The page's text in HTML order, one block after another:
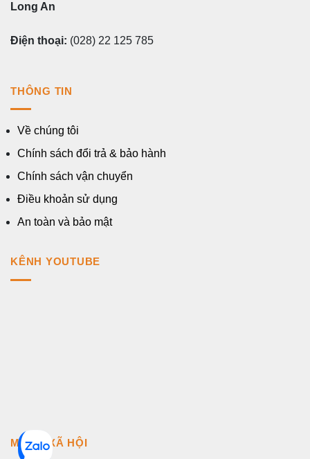
Long An
Điện thoại: (028) 22 125 785
THÔNG TIN
Về chúng tôi
Chính sách đổi trả & bảo hành
Chính sách vận chuyển
Điều khoản sử dụng
An toàn và bảo mật
KÊNH YOUTUBE
MẠNG XÃ HỘI